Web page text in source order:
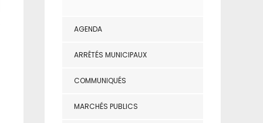
AGENDA
ARRÊTÉS MUNICIPAUX
COMMUNIQUÉS
MARCHÉS PUBLICS